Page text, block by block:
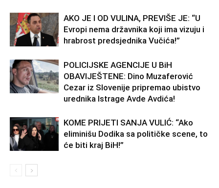
AKO JE I OD VULINA, PREVIŠE JE: “U
Evropi nema državnika koji ima vizuju i
hrabrost predsjednika Vučića!”
POLICIJSKE AGENCIJE U BiH
OBAVIJEŠTENE: Dino Muzaferović
Cezar iz Slovenije pripremao ubistvo
urednika Istrage Avde Avdića!
KOME PRIJETI SANJA VULIĆ: “Ako
eliminišu Dodika sa političke scene, to
će biti kraj BiH!”